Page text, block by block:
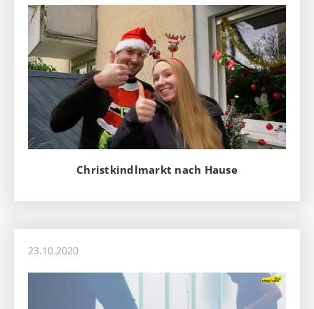
Christkindlmarkt nach Hause
23.10.2020